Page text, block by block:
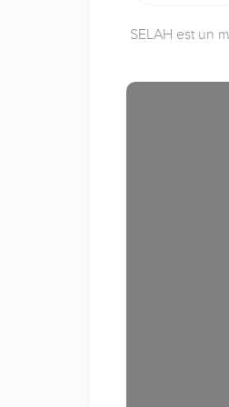
SELAH est un